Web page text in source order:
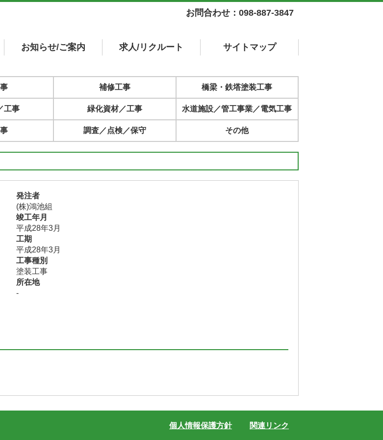
お問合わせ：098-887-3847
お知らせ/ご案内 求人/リクルート サイト マップ
補修工事 橋梁・鉄塔塗装工事
工事 緑化資材／工事 水道施設／管工事業／電気工事
調査／点検／保守 その他
発注者
(株)鴻池組
竣工年月
平成28年3月
工期
平成28年3月
工事種別
塗装工事
所在地
-
個人情報保護方針 関連リンク